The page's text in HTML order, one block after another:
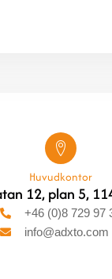
Huvudkontor
12, plan 5,
+46 (0)8 729 97
info@adxto.com